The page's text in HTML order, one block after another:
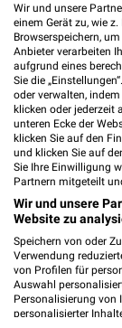
Wir und unsere
einem Gerät zu, wie
Browserspeichern,
Anbieter verarbeiten
aufgrund eines
Sie die
oder verwalten,
klicken oder jederzeit
unteren Ecke der
klicken Sie auf den
und klicken Sie auf
Sie Ihre Einwilligung
Partnern mitgeteilt
Wir und unsere
Website zu
Speichern von oder
Verwendung
von Profilen für
Auswahl
Personalisierung von
personalisierter